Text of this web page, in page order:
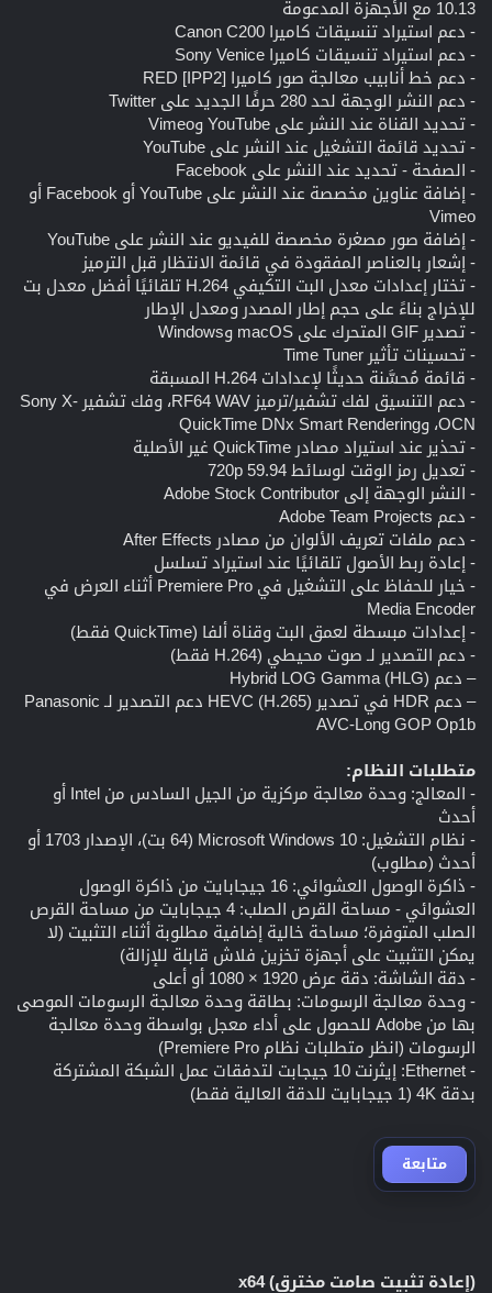
10.13 مع الأجهزة المدعومة
- دعم استيراد تنسيقات كاميرا Canon C200
- دعم استيراد تنسيقات كاميرا Sony Venice
- دعم خط أنابيب معالجة صور كاميرا RED [IPP2]
- دعم النشر الوجهة لحد 280 حرفًا الجديد على Twitter
- تحديد القناة عند النشر على YouTube وVimeo
- تحديد قائمة التشغيل عند النشر على YouTube
- الصفحة - تحديد عند النشر على Facebook
- إضافة عناوين مخصصة عند النشر على YouTube أو Facebook أو
Vimeo
- إضافة صور مصغرة مخصصة للفيديو عند النشر على YouTube
- إشعار بالعناصر المفقودة في قائمة الانتظار قبل الترميز
- تختار إعدادات معدل البت التكيفي H.264 تلقائيًا أفضل معدل بت
للإخراج بناءً على حجم إطار المصدر ومعدل الإطار
- تصدير GIF المتحرك على macOS وWindows
- تحسينات تأثير Time Tuner
- قائمة مُحسَّنة حديثًا لإعدادات H.264 المسبقة
- دعم التنسيق لفك تشفير/ترميز RF64 WAV، وفك تشفير Sony X-
OCN، وQuickTime DNx Smart Rendering
- تحذير عند استيراد مصادر QuickTime غير الأصلية
- تعديل رمز الوقت لوسائط 720p 59.94
- النشر الوجهة إلى Adobe Stock Contributor
- دعم Adobe Team Projects
- دعم ملفات تعريف الألوان من مصادر After Effects
- إعادة ربط الأصول تلقائيًا عند استيراد تسلسل
- خيار للحفاظ على التشغيل في Premiere Pro أثناء العرض في
Media Encoder
- إعدادات مبسطة لعمق البت وقناة ألفا (QuickTime فقط)
- دعم التصدير لـ صوت محيطي (H.264 فقط)
– دعم Hybrid LOG Gamma (HLG)
– دعم HDR في تصدير HEVC (H.265) دعم التصدير لـ Panasonic
AVC-Long GOP Op1b
متطلبات النظام:
- المعالج: وحدة معالجة مركزية من الجيل السادس من Intel أو
أحدث
- نظام التشغيل: Microsoft Windows 10 (64 بت)، الإصدار 1703 أو
أحدث (مطلوب)
- ذاكرة الوصول العشوائي: 16 جيجابايت من ذاكرة الوصول
العشوائي - مساحة القرص الصلب: 4 جيجابايت من مساحة القرص
الصلب المتوفرة؛ مساحة خالية إضافية مطلوبة أثناء التثبيت (لا
يمكن التثبيت على أجهزة تخزين فلاش قابلة للإزالة)
- دقة الشاشة: دقة عرض 1920 × 1080 أو أعلى
- وحدة معالجة الرسومات: بطاقة وحدة معالجة الرسومات الموصى
بها من Adobe للحصول على أداء معجل بواسطة وحدة معالجة
الرسومات (انظر متطلبات نظام Premiere Pro)
- Ethernet: إيثرنت 10 جيجابت لتدفقات عمل الشبكة المشتركة
بدقة 4K (1 جيجابايت للدقة العالية فقط)
متابعة
(إعادة تثبيت صامت مخترق) x64